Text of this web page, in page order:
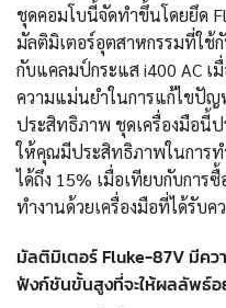
ชุดคอมโบนี้จัดทำขึ้นโดยยึด
มัลติมิเตอร์อุตสาหกรรมที่ใช้
กับแคลมป์กระแส i400 AC เ
ความแม่นยำในการแก้ไขปัญ
ประสิทธิภาพ ชุดเครื่องมือนี้
ให้คุณมีประสิทธิภาพในการ
ได้ถึง 15% เมื่อเทียบกับการ
ทำงานด้วยเครื่องมือที่ได้รับค
มัลติมิเตอร์ Fluke-87V มีคว
ฟังก์ชันขั้นสูงที่จะให้ผลลัพธ์